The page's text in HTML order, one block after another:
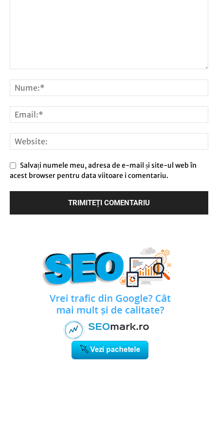
Salvați numele meu, adresa de e-mail și site-ul web în
acest browser pentru data viitoare i comentariu.